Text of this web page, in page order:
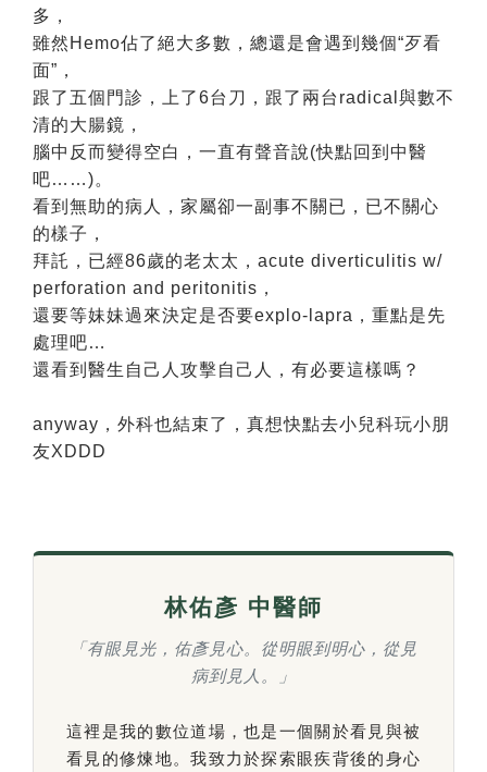
多，
雖然Hemo佔了絕大多數，總還是會遇到幾個“歹看
面”，
跟了五個門診，上了6台刀，跟了兩台radical與數不
清的大腸鏡，
腦中反而變得空白，一直有聲音說(快點回到中醫
吧……)。
看到無助的病人，家屬卻一副事不關已，已不關心
的樣子，
拜託，已經86歲的老太太，acute diverticulitis w/
perforation and peritonitis，
還要等妹妹過來決定是否要explo-lapra，重點是先
處理吧…
還看到醫生自己人攻擊自己人，有必要這樣嗎？
anyway，外科也結束了，真想快點去小兒科玩小朋
友XDDD
林佑彥 中醫師
「有眼見光，佑彥見心。從明眼到明心，從見
病到見人。」
這裡是我的數位道場，也是一個關於看見與被
看見的修煉地。我致力於探索眼疾背後的身心